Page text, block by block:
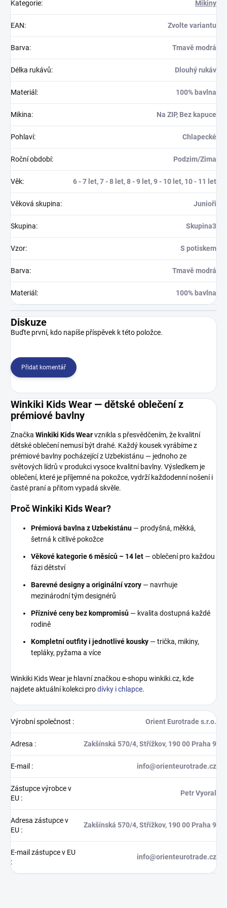
Kategorie: Mikiny
EAN: Zvolte variantu
Barva: Tmavě modrá
Délka rukávů: Dlouhý rukáv
Materiál : 100% bavlna
Mikina: Na ZIP, Bez kapuce
Pohlaví: Chlapecké
Roční období: Podzim/Zima
Věk: 6 - 7 let, 7 - 8 let, 8 - 9 let, 9 - 10 let, 10 - 11 let
Věková skupina: Junioři
Skupina: Skupina3
Vzor: S potiskem
Barva: Tmavě modrá
Materiál : 100% bavlna
Diskuze
Buďte první, kdo napíše příspěvek k této položce.
Přidat komentář
Winkiki Kids Wear — dětské oblečení z
prémiové bavlny
Značka Winkiki Kids Wearvznikla s přesvědčením, že kvalitní
dětské oblečení nemusí být drahé. Každý kousek vyrábíme z
prémiové bavlny pocházející z Uzbekistánu — jednoho ze
světových lídrů v produkci vysoce kvalitní bavlny. Výsledkem je
oblečení, které je příjemné na pokožce, vydrží každodenní nošení i
časté praní a přitom vypadá skvěle.
Proč Winkiki Kids Wear?
Prémiová bavlna z Uzbekistánu — prodyšná, měkká,
šetrná k citlivé pokožce
Věkové kategorie 6 měsíců – 14 let — oblečení pro každou
fázi dětství
Barevné designy a originální vzory — navrhuje
mezinárodní tým designérů
Příznivé ceny bez kompromisů — kvalita dostupná každé
rodině
Kompletní outfity i jednotlivé kousky — trička, mikiny,
tepláky, pyžama a více
Winkiki Kids Wear je hlavní značkou e-shopu winkiki.cz, kde
najdete aktuální kolekci prodívky i chlapce.
Výrobní společnost : Orient Eurotrade s.r.o.
Adresa : Zakšínská 570/4, Střížkov, 190 00 Praha 9
E-mail : info@orienteurotrade.cz
Zástupce výrobce v
EU :
Petr Vyoral
Adresa zástupce v
EU :
Zakšínská 570/4, Střížkov, 190 00 Praha 9
E-mail zástupce v EU
:
info@orienteurotrade.cz